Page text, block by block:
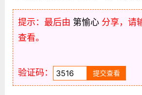
提示：最后由 第愉心 分享，请
查看。
验证码：